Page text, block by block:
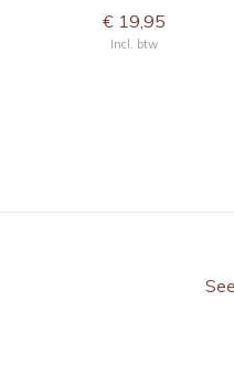
€ 19,95
Incl. btw